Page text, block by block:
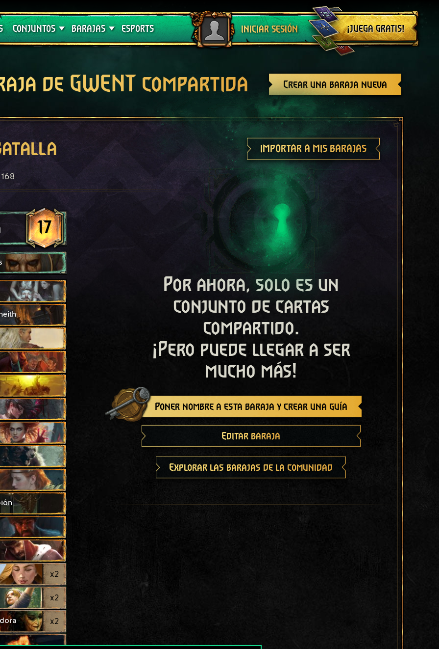
CONJUNTOS
Crimson Curse
BARAJAS
Guías de barajas
ESPORTS INICIAR SESIÓN
Cerrar sesión
¡JUEGA GRATIS!
Crear una baraja nueva
de GWENT compartida
IMPORTAR A MIS BARAJAS
168
17
x2
x2
x2
Por ahora, solo es un
conjunto de cartas
compartido.
¡Pero puede llegar a ser
mucho más!
Poner nombre a esta baraja y crear una guía
Editar baraja
Explorar las barajas de la comunidad